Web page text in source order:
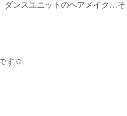
ダンスユニットのヘアメイク…そ
す☺︎